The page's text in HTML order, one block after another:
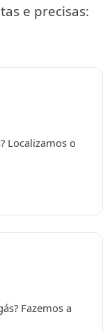
e precisas:
Localizamos o
Fazemos a